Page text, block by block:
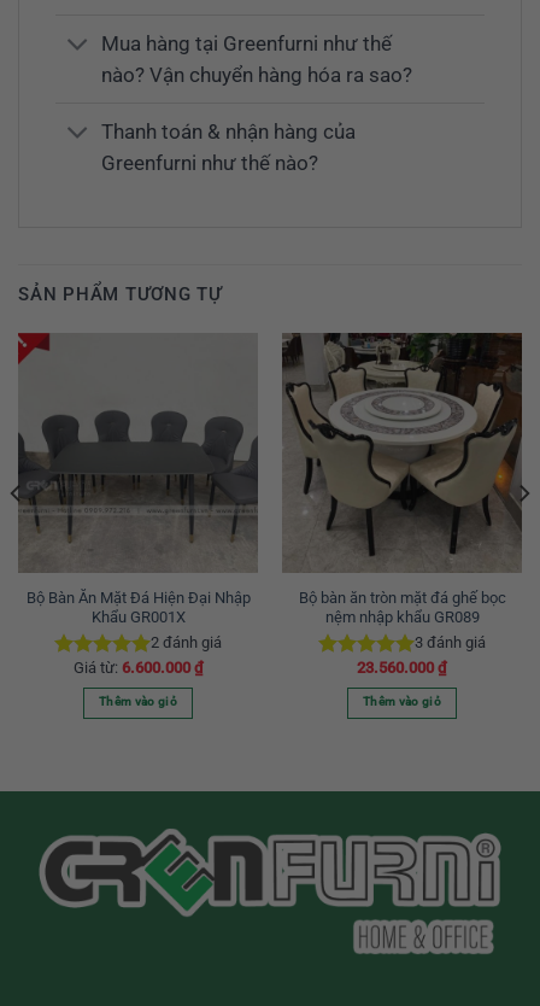
Mua hàng tại Greenfurni như thế
nào? Vận chuyển hàng hóa ra sao?
Thanh toán & nhận hàng của
Greenfurni như thế nào?
SẢN PHẨM TƯƠNG TỰ
Bộ Bàn Ăn Mặt Đá Hiện Đại Nhập
Khẩu GR001X
Được xếp
hạng5.00
2 đánh giá
Giá từ: 6.600.000 ₫
Thêm vào giỏ
nhiều
biến
thể.
Các
Bộ bàn ăn tròn mặt đá ghế bọc
nệm nhập khẩu GR089
Được xếp
hạng5.00
3 đánh giá
23.560.000 ₫
Thêm vào giỏ